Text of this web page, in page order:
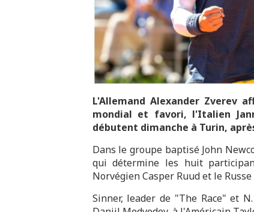
L'Allemand Alexander Zverev
mondial et favori, l'Italien
débutent dimanche à Turin,
Dans le groupe baptisé John
qui détermine les huit
Norvégien Casper Ruud et le Russe
Sinner, leader de "The Race" et